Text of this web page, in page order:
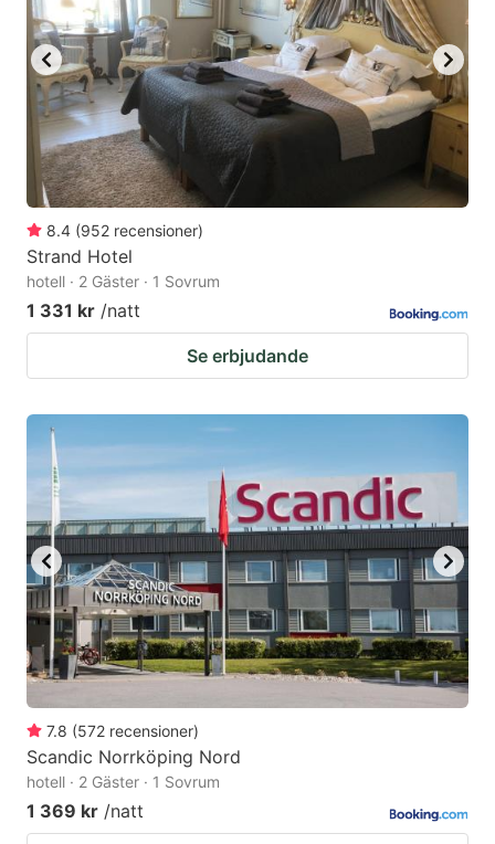
8.4 (952 recensioner)
Strand Hotel
hotell · 2 Gäster · 1 Sovrum
1 331 kr /natt
Se erbjudande
7.8 (572 recensioner)
Scandic Norrköping Nord
hotell · 2 Gäster · 1 Sovrum
1 369 kr /natt